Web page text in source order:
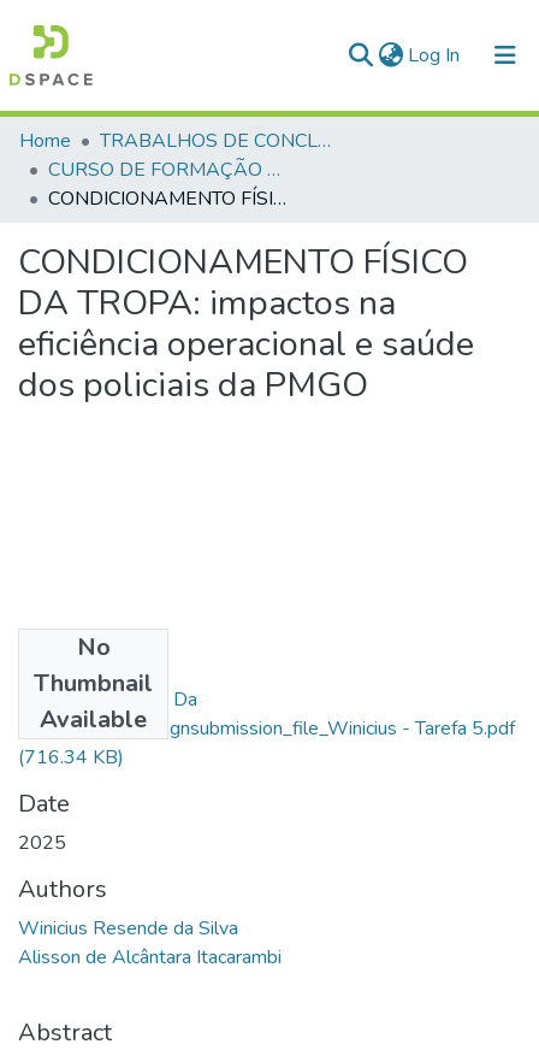
Log In (current)
Communities & Collections
All of DSpace
Home
TRABALHOS DE CONCLUSÃO DE CURSO - CFP (CURSO DE FORMAÇÃO DE PRAÇAS)
CURSO DE FORMAÇÃO DE PRAÇAS - CFP- 2025 - 2ª Turma
CONDICIONAMENTO FÍSICO DA TROPA: impactos na eficiência operacional e saúde dos policiais da PMGO
CONDICIONAMENTO FÍSICO
DA TROPA: impactos na
eficiência operacional e saúde
dos policiais da PMGO
No
Thumbnail
Available
Winicius Resende Da
Silva_76975_assignsubmission_file_Winicius - Tarefa 5.pdf
(716.34 KB)
Date
2025
Authors
Winicius Resende da Silva
Alisson de Alcântara Itacarambi
Abstract